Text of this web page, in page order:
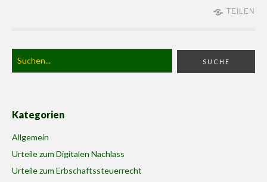
TEILEN
Kategorien
Allgemein
Urteile zum Digitalen Nachlass
Urteile zum Erbschaftssteuerrecht